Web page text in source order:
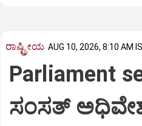
ರಾಷ್ಟ್ರೀಯ AUG 10, 2026, 8:10 AM
Parliament
ಸಂಸತ್‌